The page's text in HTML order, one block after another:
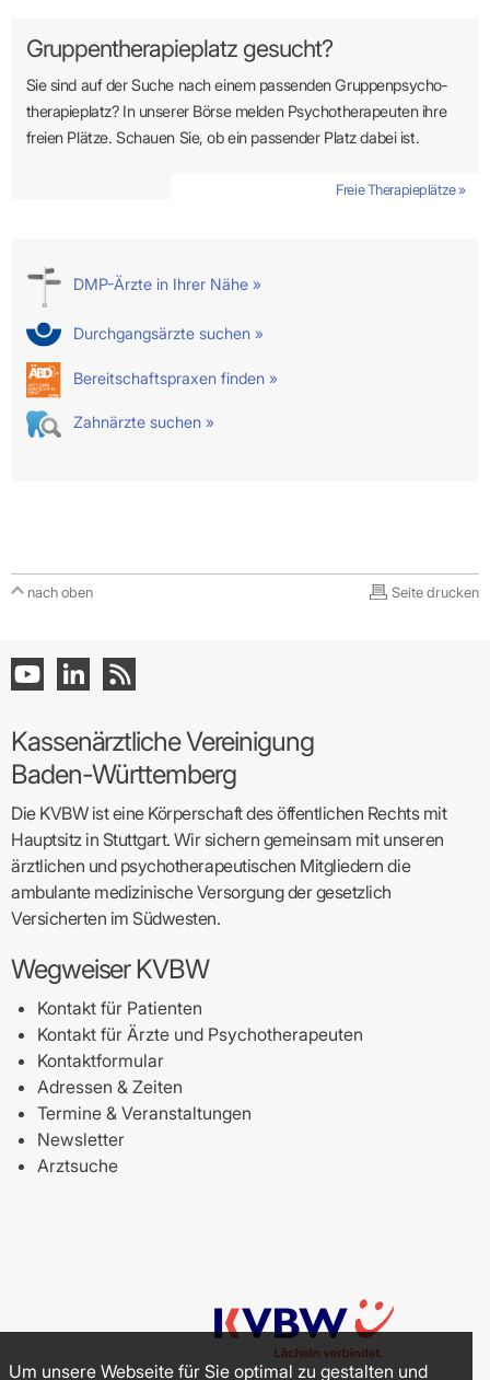
Gruppentherapieplatz gesucht?
Sie sind auf der Suche nach einem passenden Gruppen­psycho­
therapie­platz? In unserer Börse melden Psycho­­thera­­peuten ihre
freien Plätze. Schauen Sie, ob ein passender Platz dabei ist.
Freie Therapieplätze »
DMP-Ärzte in Ihrer Nähe »
Durchgangsärzte suchen »
Bereitschaftspraxen finden »
Zahnärzte suchen »
nach oben Seite drucken
Kassenärztliche Vereinigung
Baden-Württemberg
Die KVBW ist eine Körperschaft des öffentlichen Rechts mit
Hauptsitz in Stuttgart. Wir sichern gemeinsam mit unseren
ärztlichen und psychotherapeutischen Mitgliedern die
ambulante medizinische Versorgung der gesetzlich
Versicherten im Südwesten.
Wegweiser KVBW
Kontakt für Patienten
Kontakt für Ärzte und Psychotherapeuten
Kontaktformular
Adressen & Zeiten
Termine & Veranstaltungen
Newsletter
Arztsuche
Um unsere Webseite für Sie optimal zu gestalten und